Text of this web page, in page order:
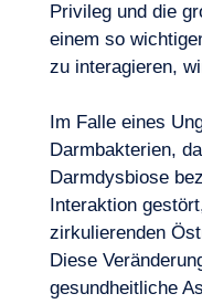
Privileg und die
einem so
zu interagieren,
Im Falle eines
Darmbakterien,
Darmdysbiose
Interaktion
zirkulierenden
Diese
gesundheitliche